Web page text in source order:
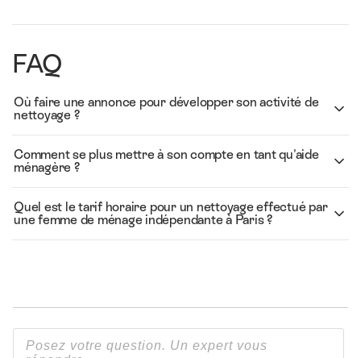
FAQ
Où faire une annonce pour développer son activité de
nettoyage ?
Comment se plus mettre à son compte en tant qu'aide
ménagère ?
Quel est le tarif horaire pour un nettoyage effectué par
une femme de ménage indépendante à Paris ?